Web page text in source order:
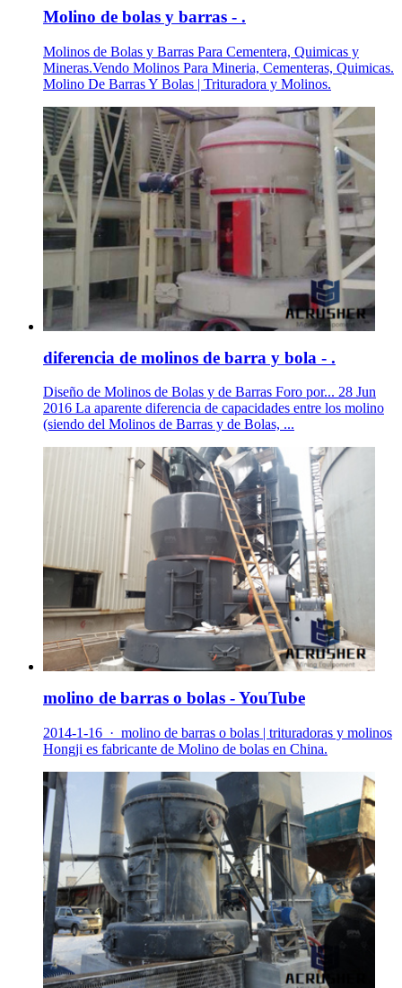
Molino de bolas y barras - .
Molinos de Bolas y Barras Para Cementera, Quimicas y
Mineras.Vendo Molinos Para Mineria, Cementeras, Quimicas.
Molino De Barras Y Bolas | Trituradora y Molinos.
diferencia de molinos de barra y bola - .
Diseño de Molinos de Bolas y de Barras Foro por... 28 Jun
2016 La aparente diferencia de capacidades entre los molino
(siendo del Molinos de Barras y de Bolas, ...
molino de barras o bolas - YouTube
2014-1-16 · molino de barras o bolas | trituradoras y molinos
Hongji es fabricante de Molino de bolas en China.